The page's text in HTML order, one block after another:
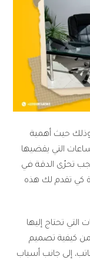
وذلك حيث أهمية
التي يقضيها
تحرّى الدقة في
كي تقدم لك هذه
تحتاج إليها
كيفية تصميم
إلى جانب أسباب